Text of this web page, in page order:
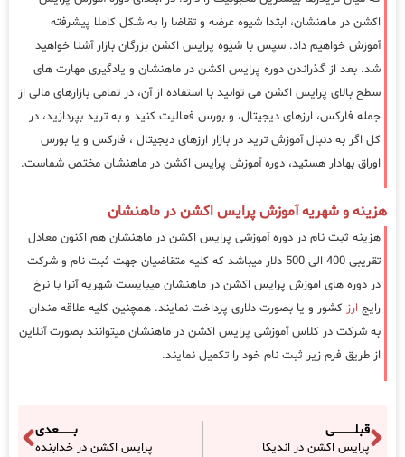
اکشن در ماهنشان، ابتدا شیوه عرضه و تقاضا را به شکل کاملا پیشرفته
آموزش خواهیم داد. سپس با شیوه پرایس اکشن بزرگان بازار آشنا خواهید
شد. بعد از گذراندن دوره پرایس اکشن در ماهنشان و یادگیری مهارت های
سطح بالای پرایس اکشن می توانید با استفاده از آن، در تمامی بازارهای مالی از
جمله فارکس، ارزهای دیجیتال، و بورس فعالیت کنید و به ترید بپردازید، در
کل اگر به دنبال آموزش ترید در بازار ارزهای دیجیتال ، فارکس و یا بورس
اوراق بهادار هستید، دوره آموزش پرایس اکشن در ماهنشان مختص شماست.
هزینه و شهریه آموزش پرایس اکشن در ماهنشان
هزینه ثبت نام در دوره آموزشی پرایس اکشن در ماهنشان هم اکنون معادل
تقریبی 400 الی 500 دلار میباشد که کلیه متقاضیان جهت ثبت نام و شرکت
در دوره های اموزش پرایس اکشن در ماهنشان میبایست شهریه آنرا با نرخ
رایج ارز کشور و یا بصورت دلاری پرداخت نمایند. همچنین کلیه علاقه مندان
به شرکت در کلاس آموزشی پرایس اکشن در ماهنشان میتوانند بصورت آنلاین
از طریق فرم زیر ثبت نام خود را تکمیل نمایند.
قبلـــــــــــی
پرایس اکشن در اندیکا
بــــــــعدی
پرایس اکشن در خدابنده